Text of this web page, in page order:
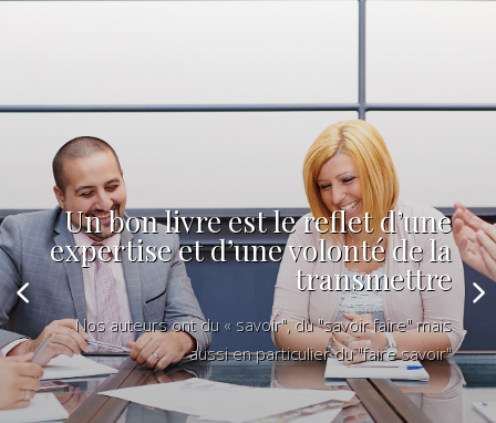
Un bon livre est le reflet d’une
expertise et d’une volonté de la
transmettre
Nos auteurs ont du « savoir", du "savoir faire" mais
aussi en particulier du "faire savoir"